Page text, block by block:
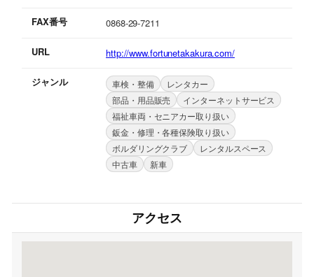
FAX番号 0868-29-7211
URL http://www.fortunetakakura.com/
ジャンル 車検・整備
レンタカー
部品・用品販売
インターネットサービス
福祉車両・セニアカー取り扱い
鈑金・修理・各種保険取り扱い
ボルダリングクラブ
レンタルスペース
中古車
新車
アクセス